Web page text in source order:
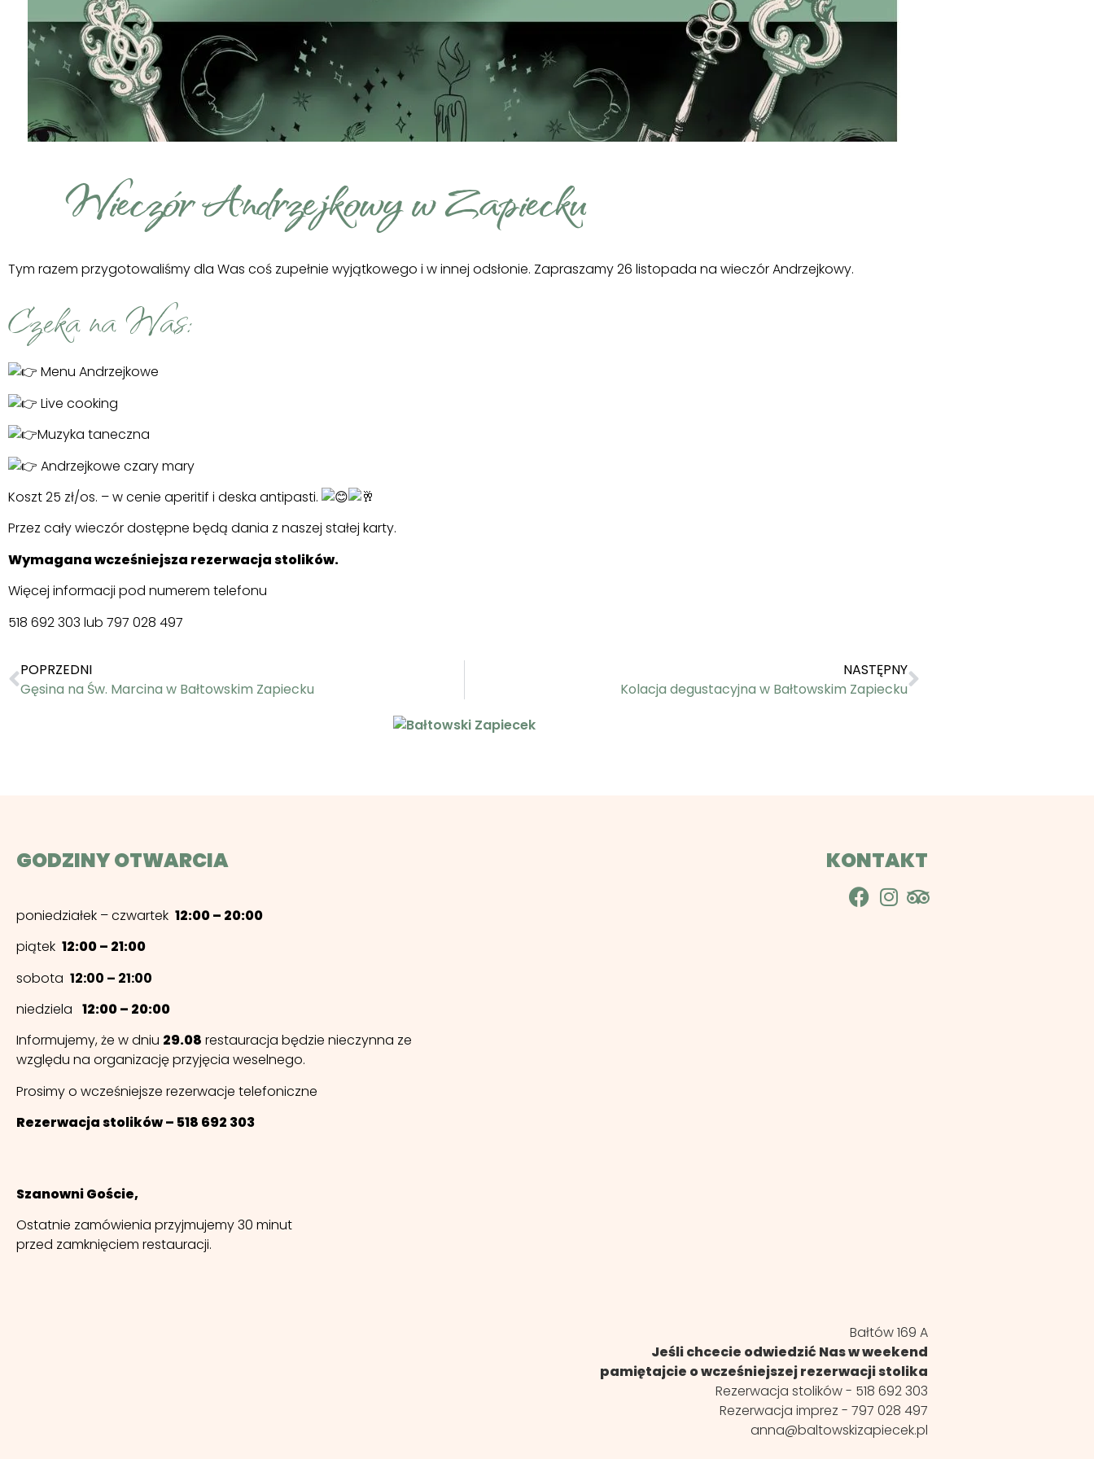
Wieczór Andrzejkowy w Zapiecku
Tym razem przygotowaliśmy dla Was coś zupełnie wyjątkowego i w innej odsłonie. Zapraszamy 26 listopada na wieczór Andrzejkowy.
Czeka na Was:
Menu Andrzejkowe
Live cooking
Muzyka taneczna
Andrzejkowe czary mary
Koszt 25 zł/os. – w cenie aperitif i deska antipasti.
Przez cały wieczór dostępne będą dania z naszej stałej karty.
Wymagana wcześniejsza rezerwacja stolików.
Więcej informacji pod numerem telefonu
518 692 303 lub 797 028 497
POPRZEDNI
Gęsina na Św. Marcina w Bałtowskim Zapiecku
NASTĘPNY
Kolacja degustacyjna w Bałtowskim Zapiecku
GODZINY OTWARCIA
poniedziałek – czwartek 12:00 – 20:00
piątek 12:00 – 21:00
sobota 12:00 – 21:00
niedziela 12:00 – 20:00
Informujemy, że w dniu 29.08 restauracja będzie nieczynna ze
względu na organizację przyjęcia weselnego.
Prosimy o wcześniejsze rezerwacje telefoniczne
Rezerwacja stolików – 518 692 303
Szanowni Goście,
Ostatnie zamówienia przyjmujemy 30 minut
przed zamknięciem restauracji.
KONTAKT
Bałtów 169 A
Jeśli chcecie odwiedzić Nas w weekend
pamiętajcie o wcześniejszej rezerwacji stolika
Rezerwacja stolików - 518 692 303
Rezerwacja imprez - 797 028 497
anna@baltowskizapiecek.pl